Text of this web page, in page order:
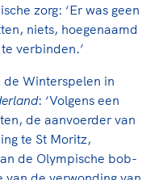
zorg: ‘Er was geen
niets, hoegenaamd
verbinden.’
Winterspelen in
: ‘Volgens een
de aanvoerder van
te St Moritz,
de Olympische bob-